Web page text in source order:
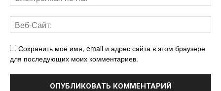
Сохранить моё имя, email и адрес сайта в этом браузере
для последующих моих комментариев.